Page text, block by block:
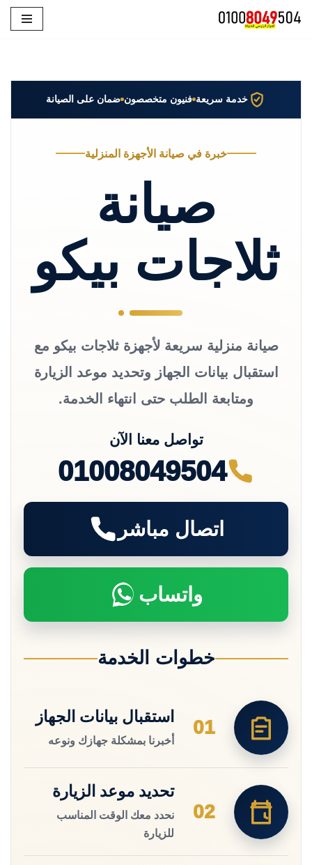
خدمة سريعة فنيون متخصصون ضمان على الصيانة
خبرة في صيانة الأجهزة المنزلية
صيانة
ثلاجات بيكو
صيانة منزلية سريعة لأجهزة ثلاجات بيكو مع
استقبال بيانات الجهاز وتحديد موعد الزيارة
ومتابعة الطلب حتى انتهاء الخدمة.
تواصل معنا الآن
01008049504
اتصال مباشر
واتساب
خطوات الخدمة
01
استقبال بيانات الجهاز
أخبرنا بمشكلة جهازك ونوعه
02
تحديد موعد الزيارة
نحدد معك الوقت المناسب
للزيارة